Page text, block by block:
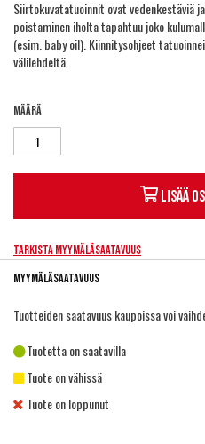
Siirtokuvatatuoinnit ovat vedenkestäviä
poistaminen iholta tapahtuu joko
(esim. baby oil). Kiinnitysohjeet
välilehdeltä.
Määrä
Lisää
Tarkista myymäläsaatavuus
Myymäläsaatavuus
Tuotteiden saatavuus kaupoissa voi
Tuotetta on saatavilla
Tuote on vähissä
Tuote on loppunut